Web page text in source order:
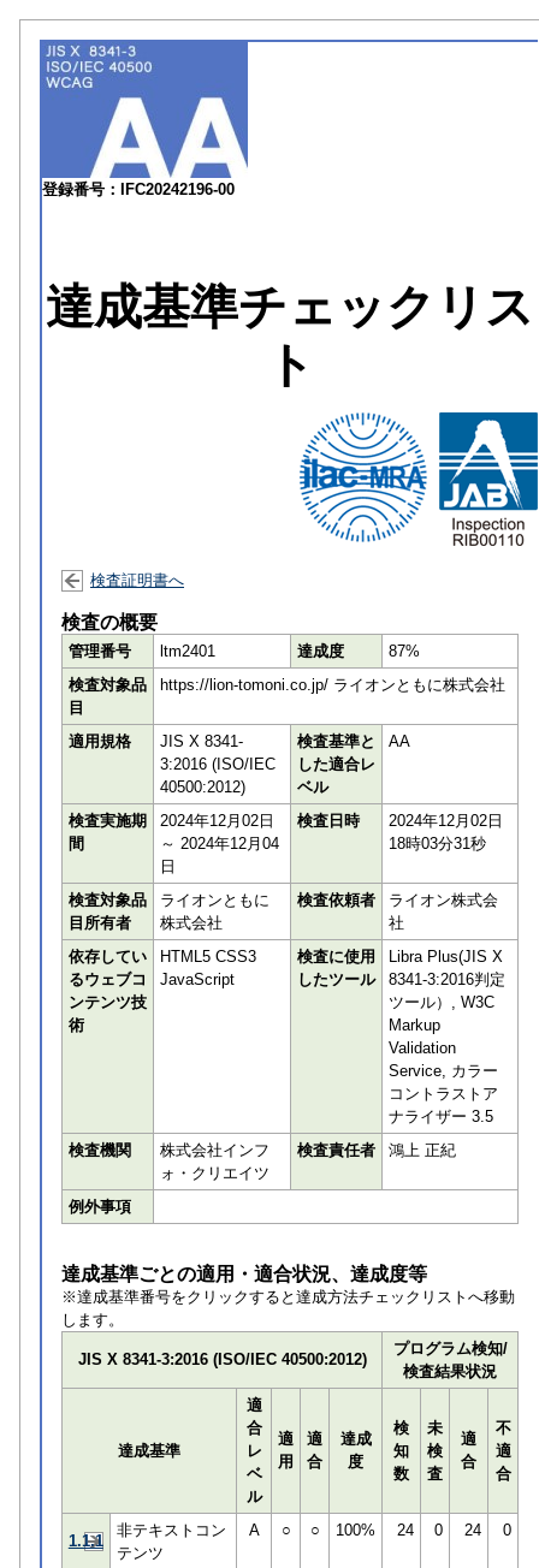
登録番号：IFC20242196-00
達成基準チェックリス
ト
検査証明書へ
検査の概要
管理番号 ltm2401 達成度
87%
検査対象品
目
https://lion-tomoni.co.jp/ ライオンともに株式会社
適用規格
JIS X 8341-
3:2016 (ISO/IEC
40500:2012)
検査基準と
した適合レ
ベル
AA
検査実施期
間
2024年12月02日
～ 2024年12月04
日
検査日時
2024年12月02日
18時03分31秒
検査対象品
目所有者
ライオンともに
株式会社
検査依頼者
ライオン株式会
社
依存してい
るウェブコ
ンテンツ技
術
HTML5 CSS3
JavaScript
検査に使用
したツール
Libra Plus(JIS X
8341-3:2016判定
ツール）, W3C
Markup
Validation
Service, カラー
コントラストア
ナライザー 3.5
検査機関
株式会社インフ
ォ・クリエイツ
検査責任者 鴻上 正紀
例外事項
達成基準ごとの適用・適合状況、達成度等
※達成基準番号をクリックすると達成方法チェックリストへ移動
します。
JIS X 8341-3:2016 (ISO/IEC 40500:2012)
プログラム検知/
検査結果状況
達成基準
適
合
レ
ベ
ル
適
用
適
合
達成
度
検
知
数
未
検
査
適
合
不
適
合
1.1.1
非テキストコン
テンツ
A ○ ○ 100% 24 0 24 0